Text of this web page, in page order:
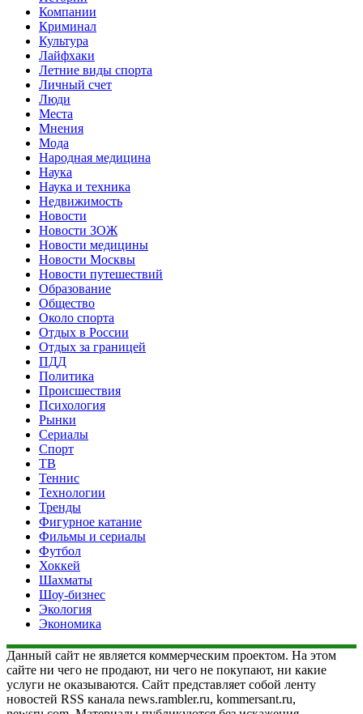
Компании
Криминал
Культура
Лайфхаки
Летние виды спорта
Личный счет
Люди
Места
Мнения
Мода
Народная медицина
Наука
Наука и техника
Недвижимость
Новости
Новости ЗОЖ
Новости медицины
Новости Москвы
Новости путешествий
Образование
Общество
Около спорта
Отдых в России
Отдых за границей
ПДД
Политика
Происшествия
Психология
Рынки
Сериалы
Спорт
ТВ
Теннис
Технологии
Тренды
Фигурное катание
Фильмы и сериалы
Футбол
Хоккей
Шахматы
Шоу-бизнес
Экология
Экономика
Данный сайт не является коммерческим проектом. На этом
сайте ни чего не продают, ни чего не покупают, ни какие
услуги не оказываются. Сайт представляет собой ленту
новостей RSS канала news.rambler.ru, kommersant.ru,